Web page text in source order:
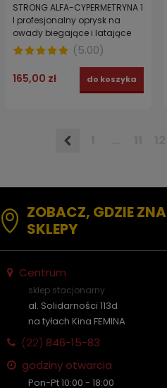
STRONG ALFA-CYPERMETRYNA 1
l profesjonalny oprysk na
owady biegające i latające
koncentrat
(5.00)
165,00 zł do koszyka
ZOBACZ, GDZIE
SKLEPY
Centrum
sklep stacjonarny
al. Solidarności 113d
na tyłach Kina FEMINA
(22) 846-15-83
godziny otwarcia
Pon-Pt 10:00 - 18:00